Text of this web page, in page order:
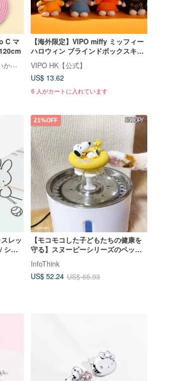
C マ
永橙 GARMMA | サンリオ/ちいかわ/もふさんど/クレヨンしんちゃん 台湾正規ストア
【海外限定】VIPO miffy ミッフィー
ハロウィン ブラインドボックスキー
ホルダー (ランダム1個入り)
VIPO HK【公式】
US$ 13.62
6 人がカートに入れています
レッ
シル
21%OFF
【モコモコした子どもたちの健康を
守る】スヌーピーシリーズのペット
InfoThink
US$ 52.24 US$ 65.93